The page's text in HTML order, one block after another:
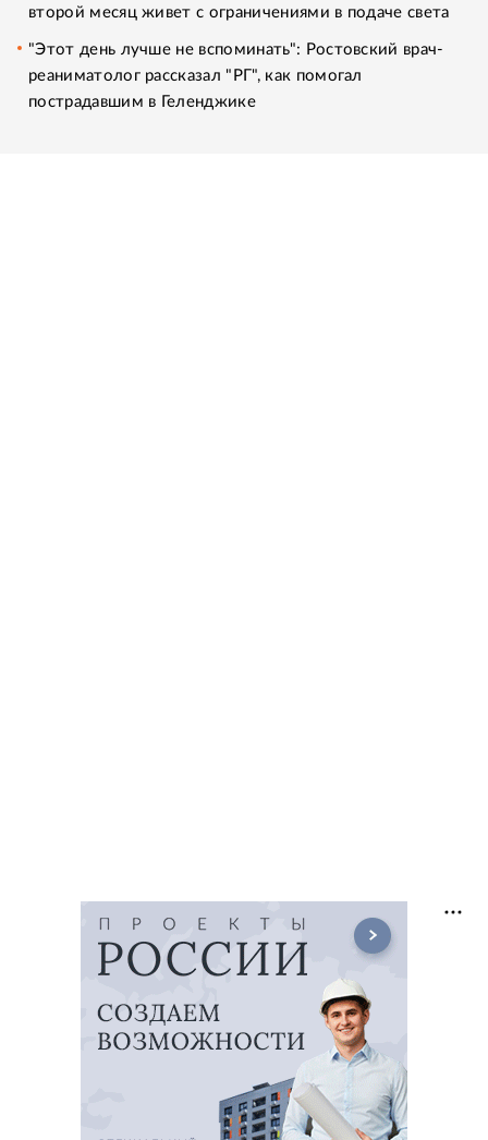
второй месяц живет с ограничениями в подаче света
"Этот день лучше не вспоминать": Ростовский врач-
реаниматолог рассказал "РГ", как помогал
пострадавшим в Геленджике